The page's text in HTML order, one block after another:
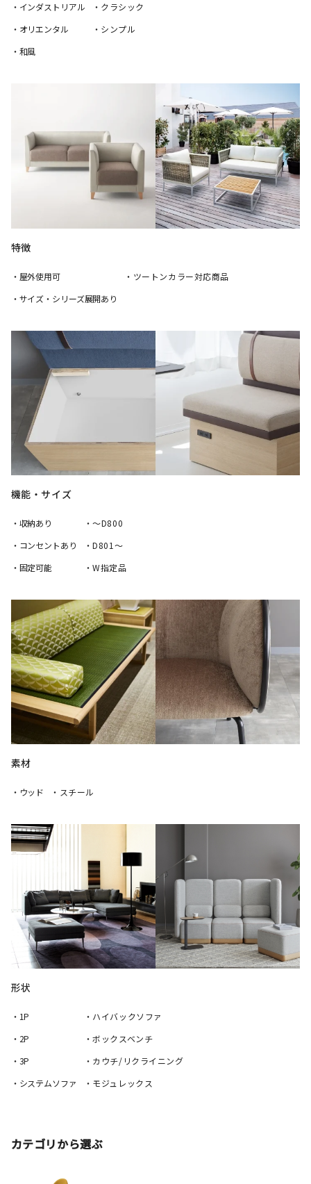
・インダストリアル
・オリエンタル
・和風
・クラシック
・シンプル
特徴
・屋外使用可
・サイズ・シリーズ展開あり
・ツートンカラー対応商品
機能・サイズ
・収納あり
・コンセントあり
・固定可能
・～D800
・D801～
・W指定品
素材
・ウッド ・スチール
形状
・1P
・2P
・3P
・システムソファ
・ハイバックソファ
・ボックスベンチ
・カウチ/リクライニング
・モジュレックス
カテゴリから選ぶ